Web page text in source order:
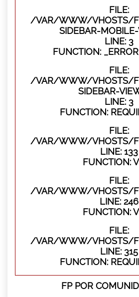
FILE:
/VAR/WWW/VHOSTS/
SIDEBAR-
LINE: 3
FUNCTION:
FILE:
/VAR/WWW/VHOSTS/
SIDEBAR-
LINE: 3
FUNCTION:
FILE:
/VAR/WWW/VHOSTS/
LINE: 133
FUNCTION:
FILE:
/VAR/WWW/VHOSTS/
LINE: 246
FUNCTION:
FILE:
/VAR/WWW/VHOSTS/
LINE: 315
FUNCTION:
FP POR